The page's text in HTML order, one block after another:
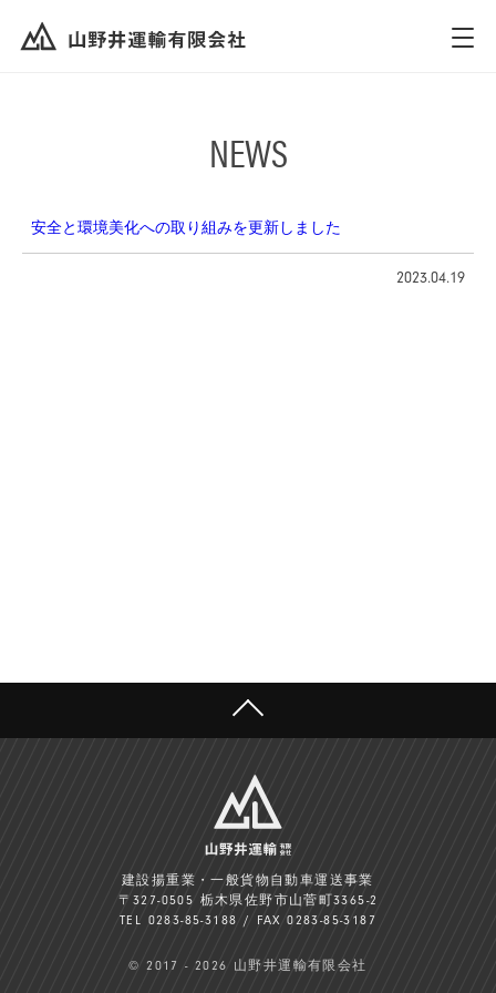
NEWS
安全と環境美化への取り組みを更新しました
2023.04.19
TOP
建設揚重業・一般貨物自動車運送事業
〒327-0505 栃木県佐野市山菅町3365-2
TEL 0283-85-3188 / FAX 0283-85-3187
© 2017 - 2026 山野井運輸有限会社